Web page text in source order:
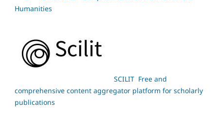
Humanities
SCILIT Free and
comprehensive content aggregator platform for scholarly
publications